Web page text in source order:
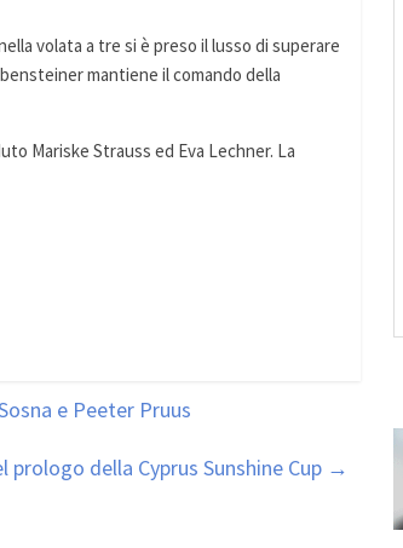
volata a tre si è preso il lusso di superare
mantiene il comando della
Mariske Strauss ed Eva Lechner. La
e Peeter Pruus
prologo della Cyprus Sunshine Cup →